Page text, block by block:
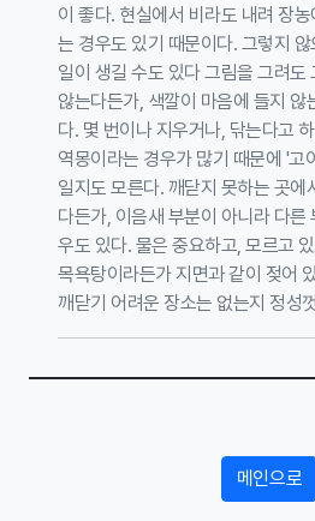
이 좋다. 현실에서 비라도 내려 장
는 경우도 있기 때문이다. 그렇지
일이 생길 수도 있다 그림을 그려도
않는다든가, 색깔이 마음에 들지 않
다. 몇 번이나 지우거나, 닦는다고
역몽이라는 경우가 많기 때문에 '고
일지도 모른다. 깨닫지 못하는 곳에
다든가, 이음새 부분이 아니라 다른
우도 있다. 물은 중요하고, 모르고
목욕탕이라든가 지면과 같이 젖어
깨닫기 어려운 장소는 없는지 정성
메인으로